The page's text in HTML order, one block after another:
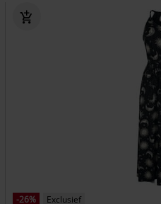
-26%
Exclusief